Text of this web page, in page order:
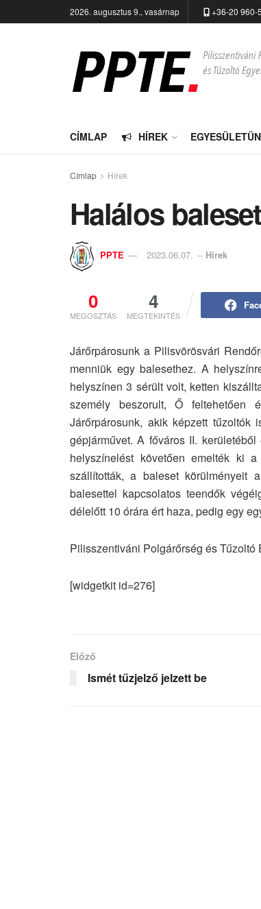
2026. augusztus 9., vasárnap +36-20 960-
CÍMLAP HÍREK
Címlap Hírek
Halálos
PPTE 2023.06.07. -- Hírek
0
MEGOSZTÁS
4
MEGTEKINTÉS
Járőrpárosunk a Pilisvörösvári
menniük egy balesethez. A
helyszínen 3 sérült volt, ketten
személy beszorult, Ő feltehetően
Járőrpárosunk, akik képzett tűzoltók
gépjárművet. A főváros II.
helyszínelést követően emelték ki
szállították, a baleset körülményeit
balesettel kapcsolatos teendők
délelőtt 10 órára ért haza, pedig egy
Pilisszentiváni Polgárőrség és Tűzoltó
[widgetkit id=276]
Előző
Ismét tűzjelző jelzett be